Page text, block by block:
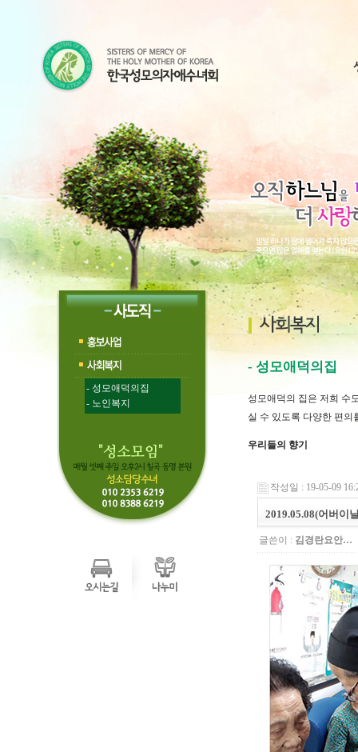
- 성모애덕의집
- 노인복지
- 성모애덕의집
성모애덕의 집은 저희 수
실 수 있도록 다양한 편의
우리들의 향기
작성일 : 19-05-09
2019.05.08(어버이
글쓴이 : 김경란요안…